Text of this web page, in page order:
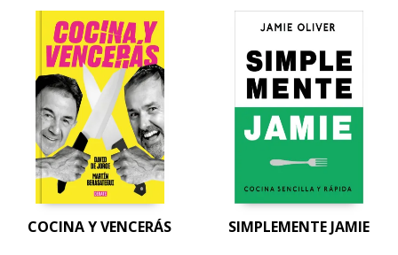
COCINA Y VENCERÁS SIMPLEMENTE JAMIE